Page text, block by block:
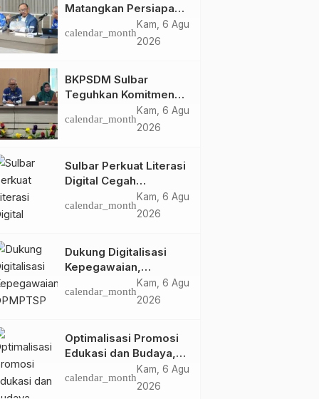
Matangkan Persiapan
HUT Ke-81 RI, Puncak
Upacara di Lapangan
calendar_month
Kam, 6 Agu
2026
BKPSDM Sulbar
Teguhkan Komitmen
Pengembangan
Kompetensi ASN
Perjanjian Tugas
Belajar 2026
calendar_month
Kam, 6 Agu
2026
Sulbar Perkuat Literasi
Digital Cegah
Kejahatan Love
Scamming
calendar_month
Kam, 6 Agu
2026
Dukung Digitalisasi
Kepegawaian,
DPMPTSP Sulbar Siap
Terapkan Aplikasi
calendar_month
Kam, 6 Agu
2026
Optimalisasi Promosi
Edukasi dan Budaya,
Anjungan Provinsi
Sulawesi Barat Perkuat
calendar_month
Kam, 6 Agu
2026